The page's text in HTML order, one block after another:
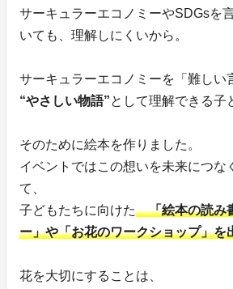
サーキュラーエコノミーやSDGsを
いても、理解しにくいから。
サーキュラーエコノミーを「難しい
“やさしい物語”として理解できる子
そのために絵本を作りました。
イベントではこの想いを未来につな
て、
子どもたちに向けた「絵本の読み
ー」や「お花のワークショップ」
花を大切にすることは、